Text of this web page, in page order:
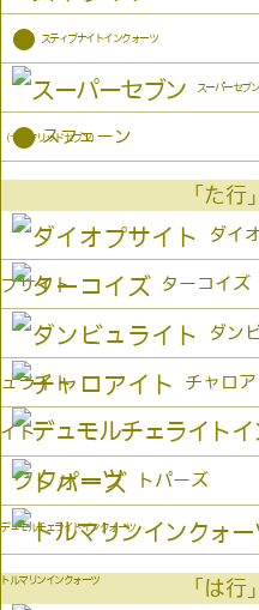
● スティブナイトインクォーツ
スーパーセブン
（セイクリッドセブン）
● スフェーン
「た行
ダイ
プサイト ターコイズ
ダン
ュライト チャロア
イト
デュモルチェライトインクォーツ
トパーズ
トルマリンインクォーツ 「は行